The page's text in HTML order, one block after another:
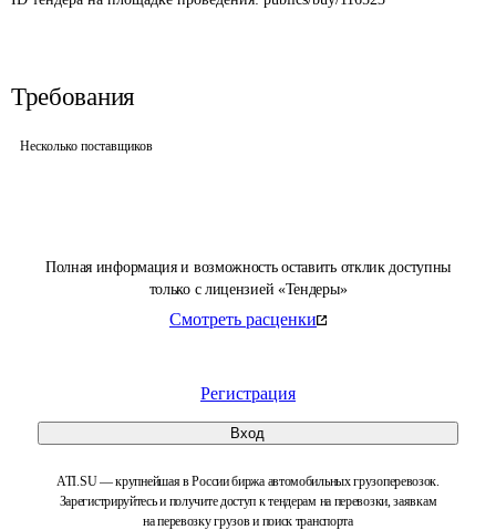
Полная информация и возможность оставить отклик доступны
только с лицензией «Тендеры»
Смотреть расценки
Регистрация
Вход
ATI.SU — крупнейшая в России биржа автомобильных грузоперевозок.
Зарегистрируйтесь и получите доступ к тендерам на перевозки, заявкам
на перевозку грузов и поиск транспорта
Требования
Несколько поставщиков